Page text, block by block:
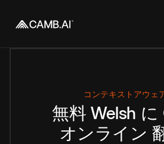
コンテキストアウェ
無料 Welsh に
オンライン